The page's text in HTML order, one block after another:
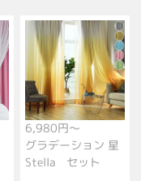
6,980円～
グラデーション 星
Stella セット